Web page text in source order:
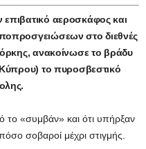
αεροσκάφος και
στο διεθνές
ανακοίνωσε το βράδυ
το πυροσβεστικό
το «συμβάν» και ότι υπήρξαν
σοβαροί μέχρι στιγμής.